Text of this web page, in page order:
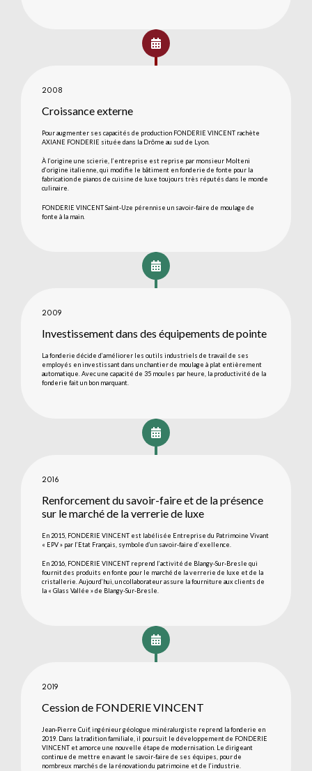
2008
Croissance externe
Pour augmenter ses capacités de production FONDERIE VINCENT rachète
AXIANE FONDERIE située dans la Drôme au sud de Lyon.
À l’origine une scierie, l’entreprise est reprise par monsieur Molteni
d’origine italienne, qui modifie le bâtiment en fonderie de fonte pour la
fabrication de pianos de cuisine de luxe toujours très réputés dans le monde
culinaire.
FONDERIE VINCENT Saint-Uze pérennise un savoir-faire de moulage de
fonte à la main.
2009
Investissement dans des équipements de pointe
La fonderie décide d’améliorer les outils industriels de travail de ses
employés en investissant dans un chantier de moulage à plat entièrement
automatique. Avec une capacité de 35 moules par heure, la productivité de la
fonderie fait un bon marquant.
2016
Renforcement du savoir-faire et de la présence
sur le marché de la verrerie de luxe
En 2015, FONDERIE VINCENT est labélisée Entreprise du Patrimoine Vivant
« EPV » par l’Etat Français, symbole d’un savoir-faire d’exellence.
En 2016, FONDERIE VINCENT reprend l’activité de Blangy-Sur-Bresle qui
fournit des produits en fonte pour le marché de la verrerie de luxe et de la
cristallerie. Aujourd’hui, un collaborateur assure la fourniture aux clients de
la « Glass Vallée » de Blangy-Sur-Bresle.
2019
Cession de FONDERIE VINCENT
Jean-Pierre Cuif, ingénieur géologue minéralurgiste reprend la fonderie en
2019. Dans la tradition familiale, il poursuit le développement de FONDERIE
VINCENT et amorce une nouvelle étape de modernisation. Le dirigeant
continue de mettre en avant le savoir-faire de ses équipes, pour de
nombreux marchés de la rénovation du patrimoine et de l’industrie.